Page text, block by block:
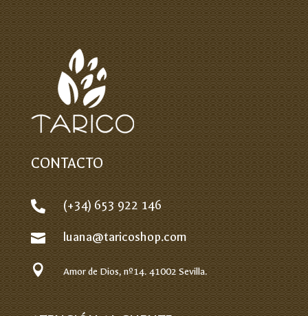
CONTACTO
 (+34) 653 922 146
 luana@taricoshop.com
 Amor de Dios, nº14.41002 Sevilla.